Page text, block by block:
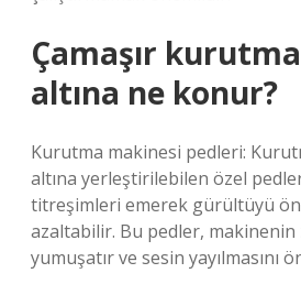
Çamaşır
altına ne konur?
Kurutma makinesi pedleri:
altına yerleştirilebilen özel
titreşimleri emerek gürültüyü
azaltabilir. Bu pedler, makinenin
yumuşatır ve sesin yayılmasını